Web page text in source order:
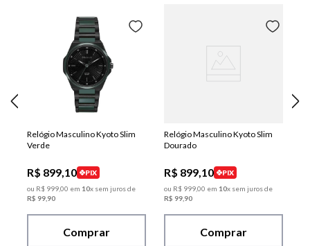
Relógio Masculino Kyoto Slim
Verde
R$ 899,10
PIX
ou R$ 99900 em 10x sem juros de
R$ 99 90
Comprar
Relógio Masculino Kyoto Slim
Dourado
R$ 899,10
PIX
ou R$ 99900 em 10x sem juros de
R$ 99 90
Comprar